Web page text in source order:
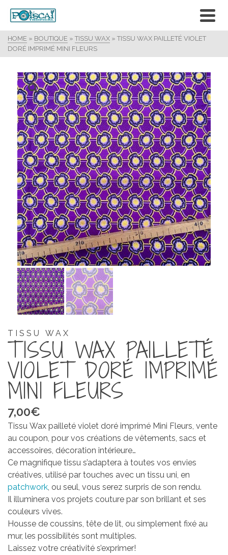
HOME » BOUTIQUE » TISSU WAX » TISSU WAX PAILLETÉ VIOLET
DORÉ IMPRIMÉ MINI FLEURS
TISSU WAX
TISSU WAX PAILLETÉ
VIOLET DORÉ IMPRIMÉ
MINI FLEURS
7,00€
Tissu Wax pailleté violet doré imprimé Mini Fleurs, vente
au coupon, pour vos créations de vêtements, sacs et
accessoires, décoration intérieure…
Ce magnifique tissu s’adaptera à toutes vos envies
créatives, utilisé par touches avec un tissu uni, en
patchwork, ou seul, vous serez surpris de son rendu.
Il illuminera vos projets couture par son brillant et ses
couleurs vives.
Housse de coussins, tête de lit, ou simplement fixé au
mur, les possibilités sont multiples.
Laissez votre créativité s’exprimer!